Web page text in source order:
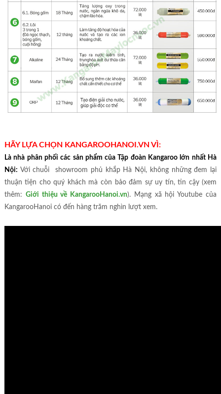
HÃY LỰA CHỌN KANGAROOHANOI.VN VÌ:
Là nhà phân phối các sản phẩm của Tập đoàn Kangaroo lớn nhất Hà
Nội: Với chuỗi showroom phủ khắp Hà Nội, không những đem lại
thuận tiện cho quý khách mà còn bảo đảm sự uy tín, tin cậy (xem
thêm: Giới thiệu về KangarooHanoi.vn). Mạng xã hội Youtube của
KangarooHanoi có đến hàng trăm nghìn lượt xem.